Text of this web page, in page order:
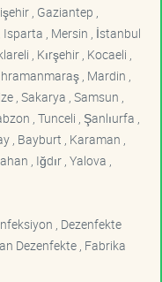
, Gaziantep ,
Isparta , Mersin , İstanbul
, Kırşehir , Kocaeli ,
, Mardin ,
, Sakarya , Samsun ,
, Tunceli , Şanlıurfa ,
, Bayburt , Karaman ,
, Iğdır , Yalova ,
, Dezenfekte
Dezenfekte , Fabrika